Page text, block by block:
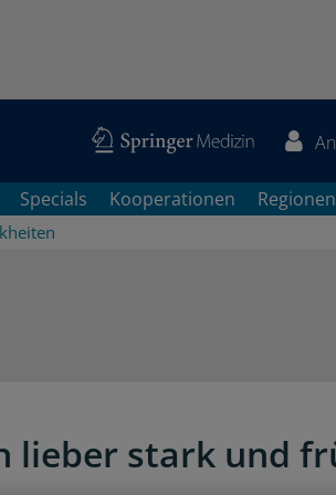
Specials Kooperationen Regionen
lieber stark und